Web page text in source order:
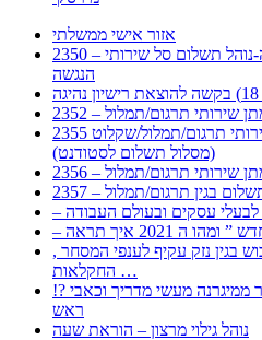
אזור אישי ממשלתי
2350 – מידע לסטודנט עם לקות שמיעה-נוהל תשלום סל שירותי
הנגשה
למתן שירותי תרגום/תמלול
2355 דרישה לתשלום עבור מתן שירותי תרגום/תמלול/שקלוט
(מסלול תשלום לסטודנט)
מתן שירותי תרגום/תמלול
תשלום בגין תרגום/תמלול
ה 2021 איך תראה
, התעשייה , פיצויי מס רכוש בגין נזק עקיף לענפי המסחר
החקלאות …
!? איך להפרד מהמיגרנה לשחרור ממיגרנה מעשי מדריך וכאבי
ראש
נוהל גילוי מרצון – הוראת שעה